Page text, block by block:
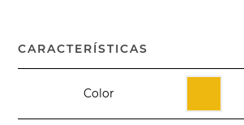
CARACTERÍSTICAS
Color